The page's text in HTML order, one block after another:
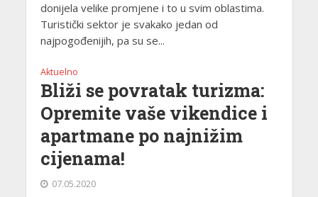
donijela velike promjene i to u svim oblastima.
Turistički sektor je svakako jedan od
najpogođenijih, pa su se...
Aktuelno
Bliži se povratak turizma:
Opremite vaše vikendice i
apartmane po najnižim
cijenama!
07.05.2020